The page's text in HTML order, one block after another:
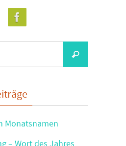
nach:
Suchen
Monatsnamen
– Wort des Jahres